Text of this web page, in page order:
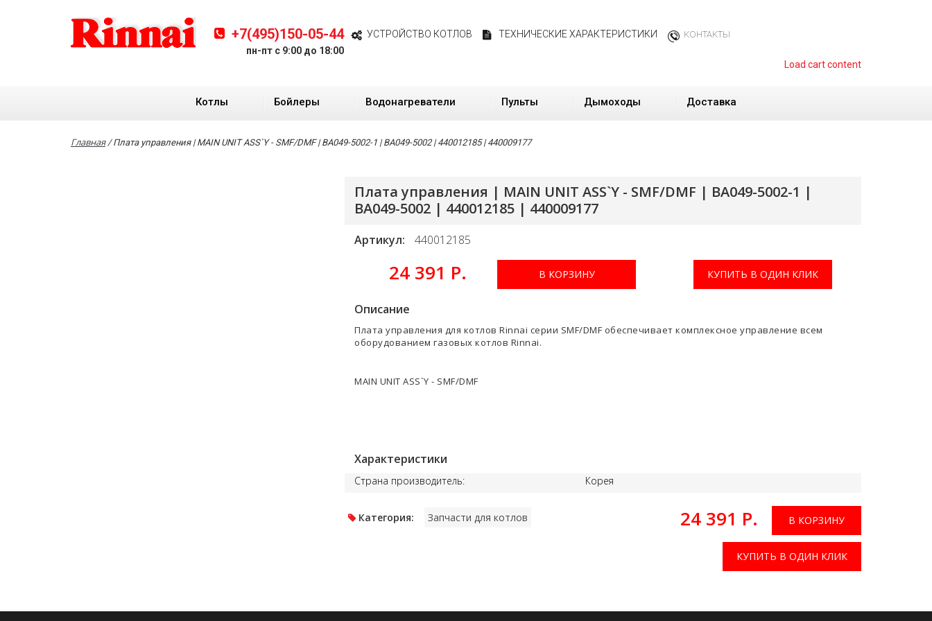
+7(495)150-05-44
пн-пт с 9:00 до 18:00
УСТРОЙСТВО КОТЛОВ ТЕХНИЧЕСКИЕ ХАРАКТЕРИСТИКИ КОНТАКТЫ
Load cart content
Котлы Бойлеры Водонагреватели Пульты Дымоходы Доставка
Главная / Плата управления | MAIN UNIT ASS`Y - SMF/DMF | BA049-5002-1 | BA049-5002 | 440012185 | 440009177
Плата управления | MAIN UNIT ASS`Y - SMF/DMF | BA049-5002-1 |
BA049-5002 | 440012185 | 440009177
Артикул: 440012185
24 391 Р. В КОРЗИНУ КУПИТЬ В ОДИН КЛИК
Описание
Плата управления для котлов Rinnai серии SMF/DMF обеспечивает комплексное управление всем
оборудованием газовых котлов Rinnai.
MAIN UNIT ASS`Y - SMF/DMF
Характеристики
Страна производитель: Корея
Категория: Запчасти для котлов 24 391 Р. В КОРЗИНУ
КУПИТЬ В ОДИН КЛИК